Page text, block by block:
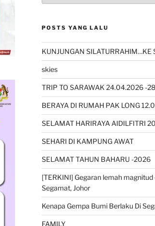
POSTS YANG LALU
KUNJUNGAN SILATURRAHIM…KE
skies
TRIP TO SARAWAK 24.04.2026 -
BERAYA DI RUMAH PAK LONG
SELAMAT HARIRAYA AIDILFITRI
SEHARI DI KAMPUNG AWAT
SELAMAT TAHUN BAHARU -2026
[TERKINI] Gegaran lemah magnitud
Segamat, Johor
Kenapa Gempa Bumi Berlaku Di
FAMILY